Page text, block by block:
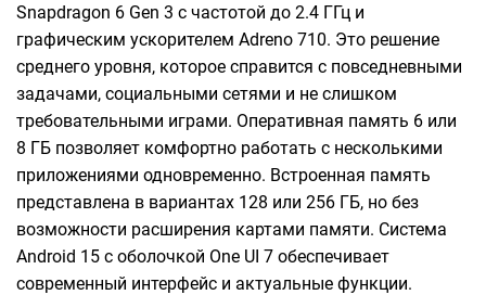
Snapdragon 6 Gen 3 с частотой до 2.4 ГГц и
графическим ускорителем Adreno 710. Это решение
среднего уровня, которое справится с повседневными
задачами, социальными сетями и не слишком
требовательными играми. Оперативная память 6 или
8 ГБ позволяет комфортно работать с несколькими
приложениями одновременно. Встроенная память
представлена в вариантах 128 или 256 ГБ, но без
возможности расширения картами памяти. Система
Android 15 с оболочкой One UI 7 обеспечивает
современный интерфейс и актуальные функции.